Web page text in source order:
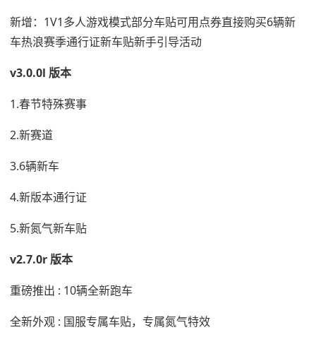
新增：1V1多人游戏模式部分车贴可用点券直接购买6辆新
车热浪赛季通行证新车贴新手引导活动
v3.0.0l 版本
1.春节特殊赛事
2.新赛道
3.6辆新车
4.新版本通行证
5.新氮气新车贴
v2.7.0r 版本
重磅推出 : 10辆全新跑车
全新外观 : 国服专属车贴，专属氮气特效